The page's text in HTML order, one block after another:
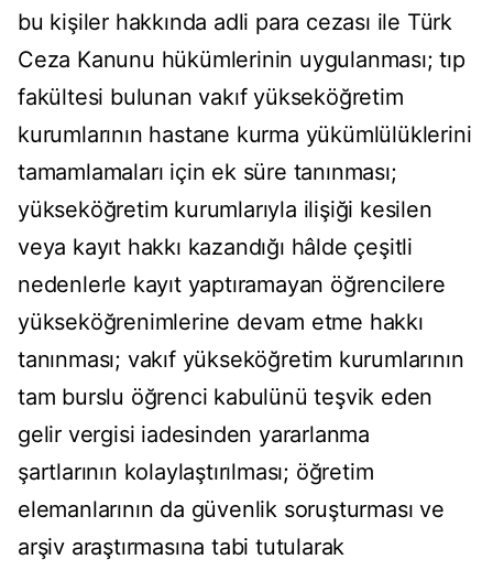
bu kişiler hakkında adli para cezası ile Türk
Ceza Kanunu hükümlerinin uygulanması; tıp
fakültesi bulunan vakıf yükseköğretim
kurumlarının hastane kurma yükümlülüklerini
tamamlamaları için ek süre tanınması;
yükseköğretim kurumlarıyla ilişiği kesilen
veya kayıt hakkı kazandığı hâlde çeşitli
nedenlerle kayıt yaptıramayan öğrencilere
yükseköğrenimlerine devam etme hakkı
tanınması; vakıf yükseköğretim kurumlarının
tam burslu öğrenci kabulünü teşvik eden
gelir vergisi iadesinden yararlanma
şartlarının kolaylaştırılması; öğretim
elemanlarının da güvenlik soruşturması ve
arşiv araştırmasına tabi tutularak